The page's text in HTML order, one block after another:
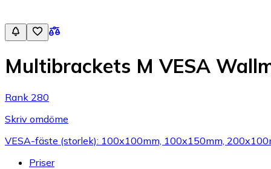
Multibrackets M VESA
Rank 280
Skriv omdöme
VESA-fäste (storlek): 100x100mm, 100x150mm,
Priser